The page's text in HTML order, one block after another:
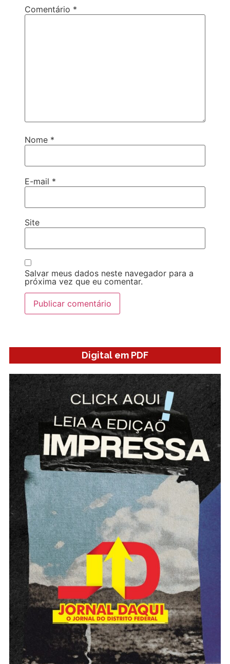
Comentário *
Nome *
E-mail *
Site
Salvar meus dados neste navegador para a
próxima vez que eu comentar.
Digital em PDF